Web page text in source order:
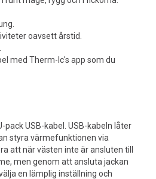
oavsett årstid.
med Therm-Ic's app som du
USB-kabel. USB-kabeln låter
styra värmefunktionen via
att när västen inte är ansluten till
men genom att ansluta jackan
en lämplig inställning och